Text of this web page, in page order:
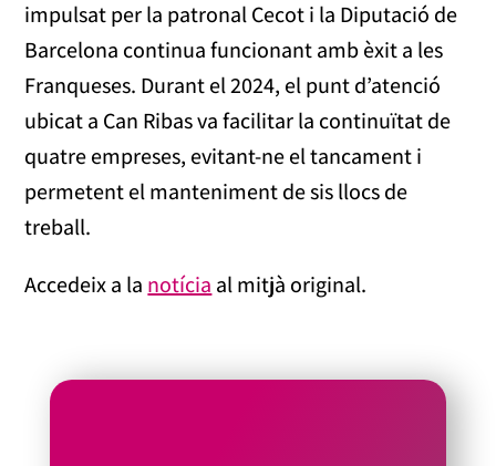
impulsat per la patronal Cecot i la Diputació de
Barcelona continua funcionant amb èxit a les
Franqueses. Durant el 2024, el punt d’atenció
ubicat a Can Ribas va facilitar la continuïtat de
quatre empreses, evitant-ne el tancament i
permetent el manteniment de sis llocs de
treball.
Accedeix a la notícia al mitjà original.